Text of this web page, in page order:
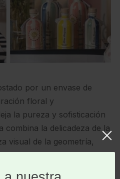
por un envase de
floral y
la pureza y sofisticación
combina la delicadeza de la
visual de la geometría,
y reconocible.